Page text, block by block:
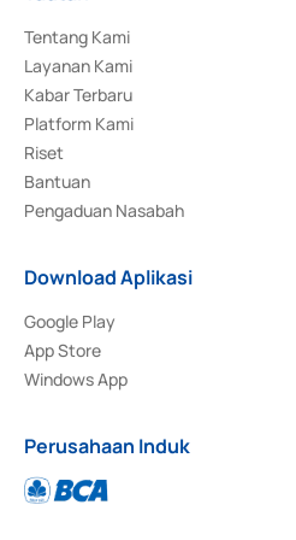
Tentang Kami
Layanan Kami
Kabar Terbaru
Platform Kami
Riset
Bantuan
Pengaduan Nasabah
Download Aplikasi
Google Play
App Store
Windows App
Perusahaan Induk